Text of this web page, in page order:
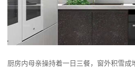
厨房内母亲操持着一日三餐，窗外积雪成